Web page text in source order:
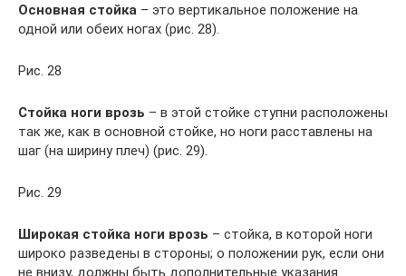
Основная стойка – это вертикальное положение на
одной или обеих ногах (рис. 28).
Рис. 28
Стойка ноги врозь – в этой стойке ступни расположены
так же, как в основной стойке, но ноги расставлены на
шаг (на ширину плеч) (рис. 29).
Рис. 29
Широкая стойка ноги врозь – стойка, в которой ноги
широко разведены в стороны; о положении рук, если они
не внизу, должны быть дополнительные указания.